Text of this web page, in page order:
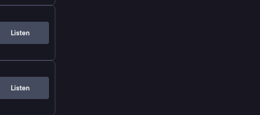
Listen
Listen